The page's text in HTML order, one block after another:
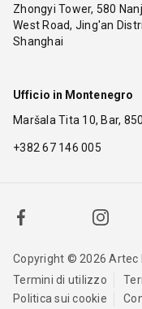
Zhongyi Tower, 580
West Road, Jing'an
Shanghai
Ufficio in Montenegro
Maršala Tita 10, Bar,
+382 67 146 005
Copyright © 2026 Artec
Termini di utilizzo
Politica sui cookie